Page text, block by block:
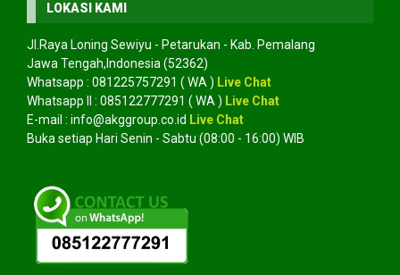
LOKASI KAMI
Jl.Raya Loning Sewiyu - Petarukan - Kab. Pemalang
Jawa Tengah,Indonesia (52362)
Whatsapp : 081225757291 ( WA ) Live Chat
Whatsapp II : 085122777291 ( WA ) Live Chat
E-mail : info@akggroup.co.id Live Chat
Buka setiap Hari Senin - Sabtu (08:00 - 16:00) WIB